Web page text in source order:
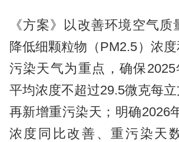
《方案》以改善环境空气质
降低细颗粒物（PM2.5）浓
污染天气为重点，确保2025
平均浓度不超过29.5微克每
再新增重污染天；明确2026
浓度同比改善、重污染天